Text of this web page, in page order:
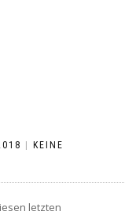
KEINE
letzten